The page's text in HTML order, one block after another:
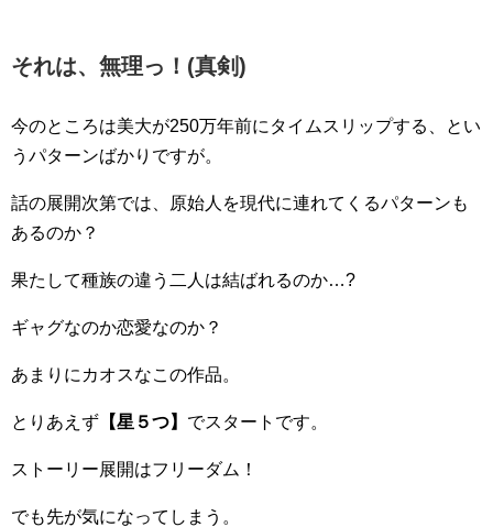
それは、無理っ！(真剣)
今のところは美大が250万年前にタイムスリップする、とい
うパターンばかりですが。
話の展開次第では、原始人を現代に連れてくるパターンも
あるのか？
果たして種族の違う二人は結ばれるのか…?
ギャグなのか恋愛なのか？
あまりにカオスなこの作品。
とりあえず 【星５つ】 でスタートです。
ストーリー展開はフリーダム！
でも先が気になってしまう。